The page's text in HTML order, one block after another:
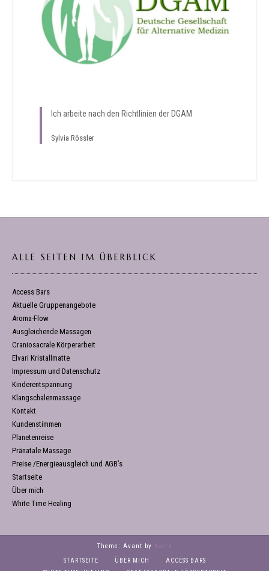
Ich arbeite nach den Richtlinien der DGAM
Sylvia Rössler
ALLE SEITEN IM ÜBERBLICK
Access Bars
Aktuelle Gruppenangebote
Aroma-Flow
Ausgleichende Massagen
Craniosacrale Körperarbeit
Elvari Kristallmatte
Impressum und Datenschutz
Kinderentspannung
Klangschalenmassage
Kontakt
Kundenstimmen
Planetenreise
Pränatale Massage
Preise /Energieausgleich und AGB’s
Startseite
Über mich
White Time Healing
Theme: Avant by Kaira
STARTSEITE ÜBER MICH
ACCESS BARS